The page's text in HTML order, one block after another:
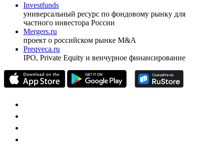
Investfunds
универсальный ресурс по фондовому рынку для
частного инвестора России
Mergers.ru
проект о российском рынке M&A
Preqveca.ru
IPO, Private Equity и венчурное финансирование